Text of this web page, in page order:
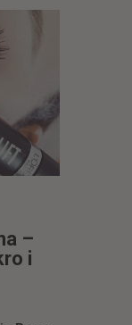
–
i